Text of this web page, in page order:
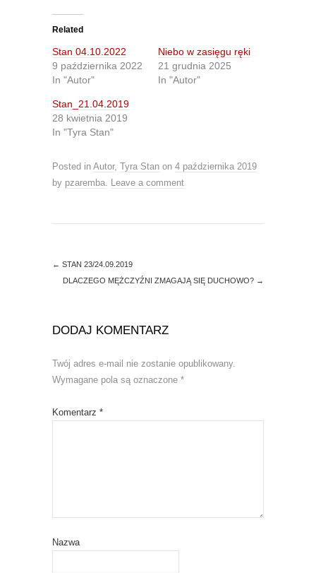
t
o
s
h
a
r
e
o
T
w
i
t
t
(
p
e
w
n
h
a
r
e
F
a
c
e
k
(
O
p
w
w
i
)
Related
Stan 04.10.2022
9 października 2022
In "Autor"
Niebo w zasięgu ręki
21 grudnia 2025
In "Autor"
Stan_21.04.2019
28 kwietnia 2019
In "Tyra Stan"
Posted in Autor, Tyra Stan on 4 października 2019
by pzaremba Leave a comment
← STAN 23/24.09.2019
DLACZEGO MĘŻCZYŹNI ZMAGAJĄ SIĘ DUCHOWO? →
DODAJ KOMENTARZ
Twój adres e-mail nie zostanie opublikowany.
Wymagane pola są oznaczone *
Komentarz *
Nazwa